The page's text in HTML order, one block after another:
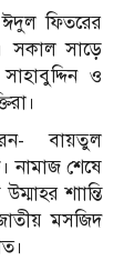
ফিতরের
সকাল সাড়ে
ও
বায়তুল
নামাজ শেষে
শাান্তি
মসজিদ